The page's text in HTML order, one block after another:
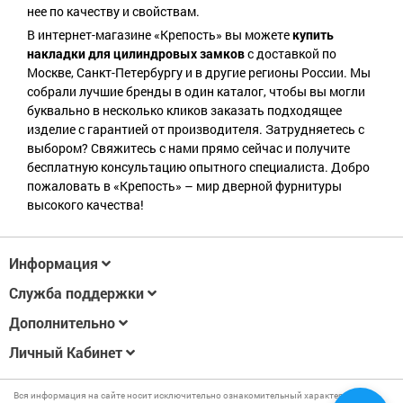
нее по качеству и свойствам.
В интернет-магазине «Крепость» вы можетекупить
накладки для цилиндровых замковс доставкой по
Москве, Санкт-Петербургу и в другие регионы России. Мы
собрали лучшие бренды в один каталог, чтобы вы могли
буквально в несколько кликов заказать подходящее
изделие с гарантией от производителя. Затрудняетесь с
выбором? Свяжитесь с нами прямо сейчас и получите
бесплатную консультацию опытного специалиста. Добро
пожаловать в «Крепость» – мир дверной фурнитуры
высокого качества!
Информация
Служба поддержки
Дополнительно
Личный Кабинет
Вся информация на сайте носит исключительно ознакомительный характер и не